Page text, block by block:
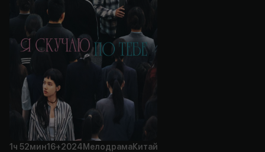
1ч 52мин16+2024 МелодрамаКитай